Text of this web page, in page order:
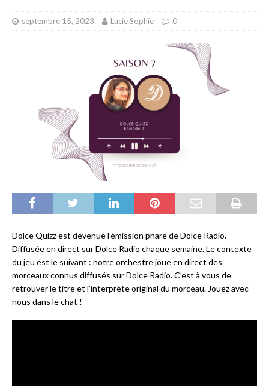
septembre 15, 2023 Lucie Sophie 0
Dolce Quizz est devenue l’émission phare de Dolce Radio.
Diffusée en direct sur Dolce Radio chaque semaine. Le contexte
du jeu est le suivant : notre orchestre joue en direct des
morceaux connus diffusés sur Dolce Radio. C’est à vous de
retrouver le titre et l’interprète original du morceau. Jouez avec
nous dans le chat !